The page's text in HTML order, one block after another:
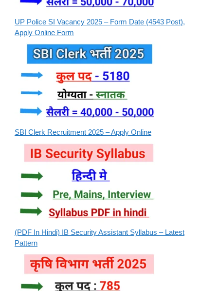
UP Police SI Vacancy 2025 – Form Date (4543 Post),
Apply Online Form
SBI Clerk Recruitment 2025 – Apply Online
(PDF In Hindi) IB Security Assistant Syllabus – Latest
Pattern